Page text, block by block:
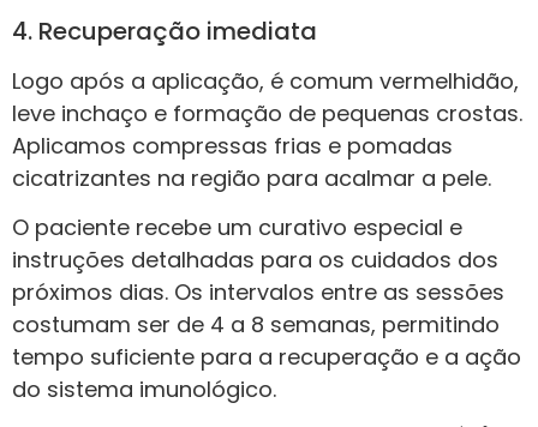
4. Recuperação imediata
Logo após a aplicação, é comum vermelhidão,
leve inchaço e formação de pequenas crostas.
Aplicamos compressas frias e pomadas
cicatrizantes na região para acalmar a pele.
O paciente recebe um curativo especial e
instruções detalhadas para os cuidados dos
próximos dias. Os intervalos entre as sessões
costumam ser de 4 a 8 semanas, permitindo
tempo suficiente para a recuperação e a ação
do sistema imunológico.